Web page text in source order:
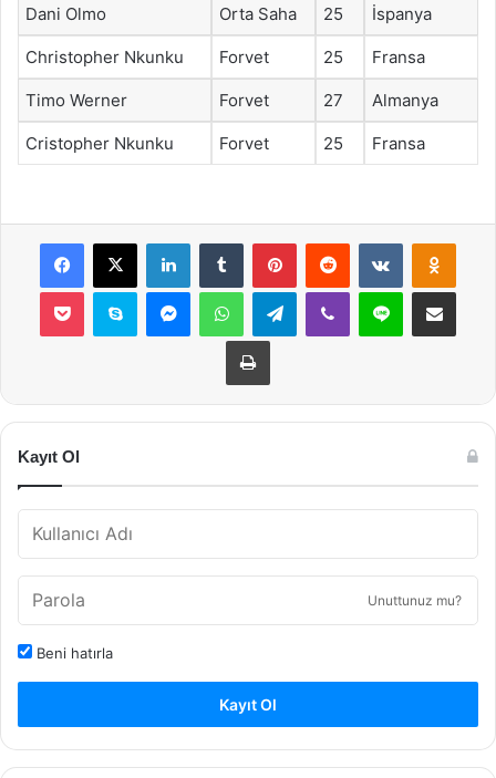
Dani Olmo Orta Saha 25 İspanya
Christopher Nkunku Forvet 25 Fransa
Timo Werner Forvet 27 Almanya
Cristopher Nkunku Forvet 25 Fransa
Facebook
X LinkedInTumblr PinterestReddit VKontakte
Pocket Skype MessengerWhatsAppTelegramViber Line E-Posta ile
Yazdır
Kayıt Ol
Unuttunuz mu?
Beni hatırla
Kayıt Ol